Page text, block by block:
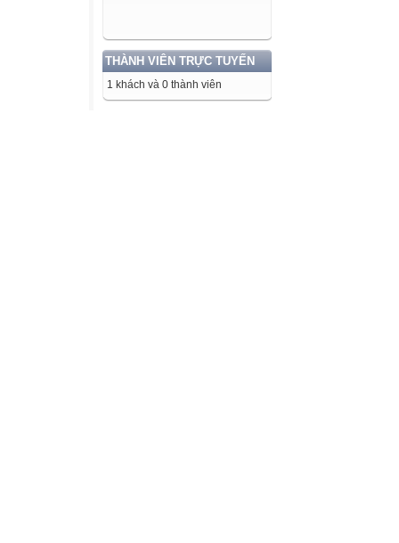
THÀNH VIÊN TRỰC TUYẾN
1 khách và 0 thành viên